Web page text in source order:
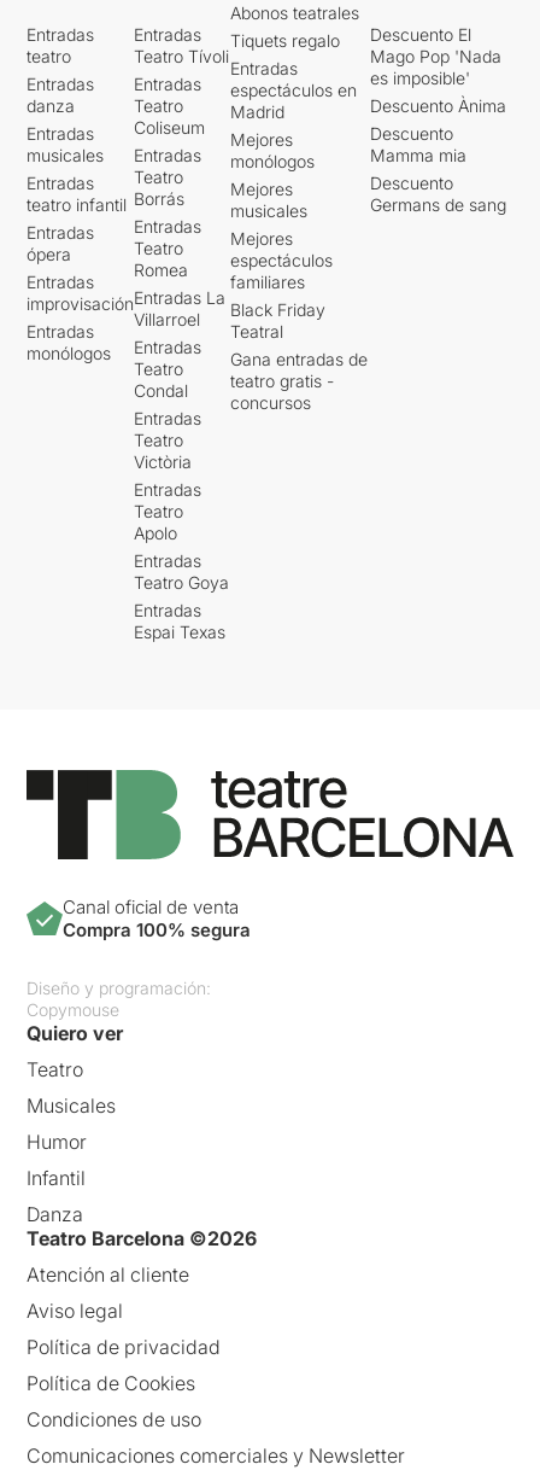
Entradas
teatro
Entradas
danza
Entradas
musicales
Entradas
teatro infantil
Entradas
ópera
Entradas
improvisación
Entradas
monólogos
Entradas
Teatro Tívoli
Entradas
Teatro
Coliseum
Entradas
Teatro
Borrás
Entradas
Teatro
Romea
Entradas La
Villarroel
Entradas
Teatro
Condal
Entradas
Teatro
Victòria
Entradas
Teatro
Apolo
Entradas
Teatro Goya
Entradas
Espai Texas
Abonos teatrales
Tiquets regalo
Entradas
espectáculos en
Madrid
Mejores
monólogos
Mejores
musicales
Mejores
espectáculos
familiares
Black Friday
Teatral
Gana entradas de
teatro gratis -
concursos
Descuento El
Mago Pop 'Nada
es imposible'
Descuento Ànima
Descuento
Mamma mia
Descuento
Germans de sang
Canal oficial de venta
Compra 100% segura
Diseño y programación:
Copymouse
Quiero ver
Teatro
Musicales
Humor
Infantil
Danza
Teatro Barcelona ©2026
Atención al cliente
Aviso legal
Política de privacidad
Política de Cookies
Condiciones de uso
Comunicaciones comerciales y Newsletter